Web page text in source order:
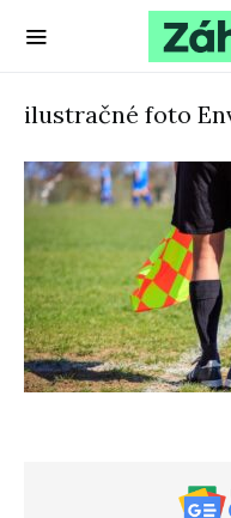
ilustračné foto